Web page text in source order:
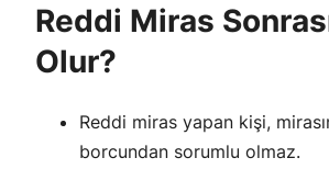
Reddi Miras
Olur?
Reddi miras yapan kişi,
borcundan sorumlu olmaz.